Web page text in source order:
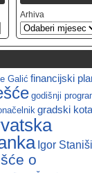
Arhiva
Galić financijski
godišnji
gradski
Igor
o